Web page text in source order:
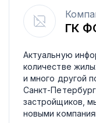
ГК
Актуальную
количестве
и много другой
Санкт-
застройщиков,
новыми